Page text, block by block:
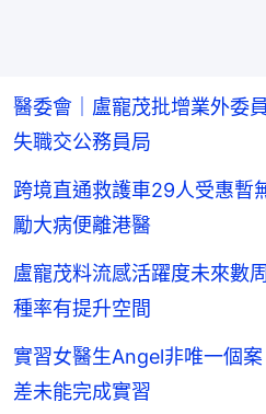
醫委會｜盧寵茂批增業外委
失職交公務員局
跨境直通救護車29人受惠
勵大病便離港醫
盧寵茂料流感活躍度未來
種率有提升空間
實習女醫生Angel非唯一個
差未能完成實習